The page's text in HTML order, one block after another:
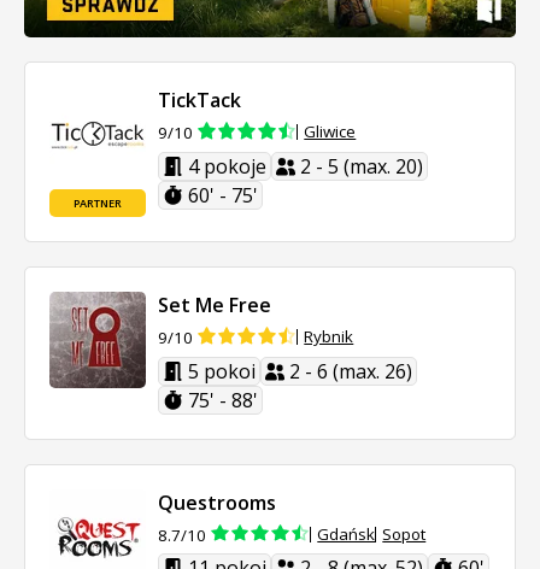
PARTNER
TickTack
9/10 Gliwice
4 pokoje
2 - 5 (max. 20)
60' - 75'
Set Me Free
9/10 Rybnik
5 pokoi
2 - 6 (max. 26)
75' - 88'
Questrooms
8.7/10 Gdańsk Sopot